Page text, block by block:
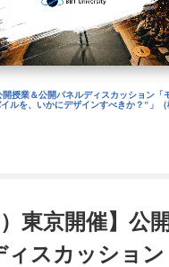
開授業＆公開パネルディスカッション「
ルを、いかにデザインすべきか？"」（
）東京開催】公
ィスカッション